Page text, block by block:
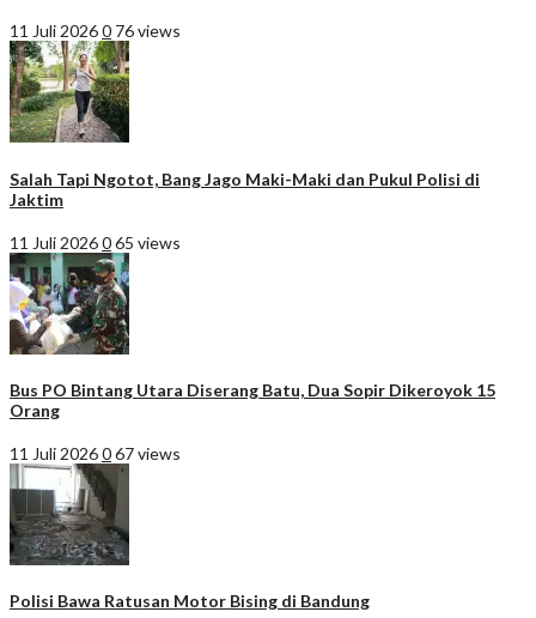
11 Juli 20260 76 views
Salah Tapi Ngotot, Bang Jago Maki-Maki dan Pukul Polisi di
Jaktim
11 Juli 2026065 views
Bus PO Bintang Utara Diserang Batu, Dua Sopir Dikeroyok 15
Orang
11 Juli 2026067 views
Polisi Bawa Ratusan Motor Bising di Bandung